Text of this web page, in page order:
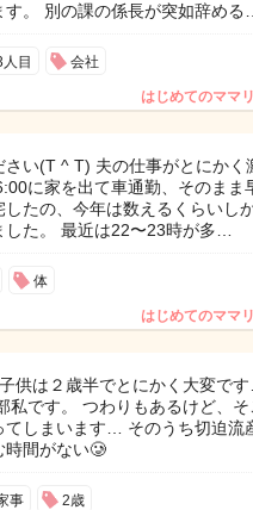
。 別の課の係長が突如辞める…
人目 会社
はじめてのママ
い(T ^ T) 夫の仕事がとにかく
に家を出て車通勤、そのまま
たの、今年は数えるくらいしか
た。 最近は22〜23時が多…
体
はじめてのママ
供は２歳半でとにかく大変で
です。 つわりもあるけど、そ
しまいます… そのうち切迫流
時間がない🥲
事 2歳